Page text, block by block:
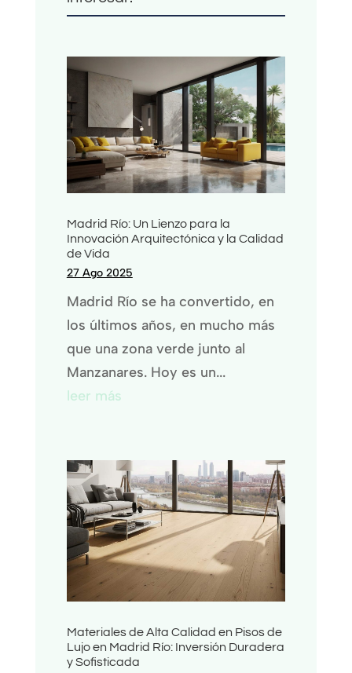
Madrid Río: Un Lienzo para la
Innovación Arquitectónica y la Calidad
de Vida
27 Ago 2025
Madrid Río se ha convertido, en
los últimos años, en mucho más
que una zona verde junto al
Manzanares. Hoy es un...
leer más
Materiales de Alta Calidad en Pisos de
Lujo en Madrid Río: Inversión Duradera
y Sofisticada